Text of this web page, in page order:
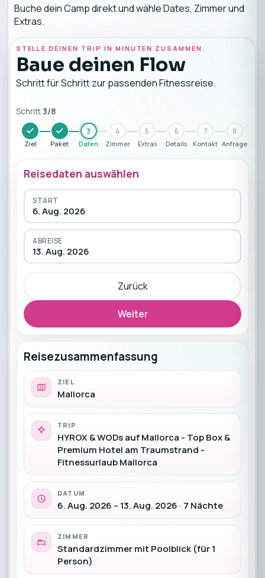
Buche dein Camp direkt und wähle Dates, Zimmer und
Extras.
STELLE DEINEN TRIP IN MINUTEN ZUSAMMEN.
Baue deinen Flow
Schritt für Schritt zur passenden Fitnessreise.
Schritt3/8
Ziel Paket
3
Daten
4
Zimmer
5
Extras
6
Details
7
Kontakt
8
Anfrage
Reisedaten auswählen
START
6. Aug. 2026
ABREISE
13. Aug. 2026
Zurück
Weiter
Reisezusammenfassung
ZIEL
Mallorca
TRIP
HYROX & WODs auf Mallorca - Top Box &
Premium Hotel am Traumstrand -
Fitnessurlaub Mallorca
DATUM
6. Aug. 2026 – 13. Aug. 2026 · 7 Nächte
ZIMMER
Standardzimmer mit Poolblick (für 1
Person)